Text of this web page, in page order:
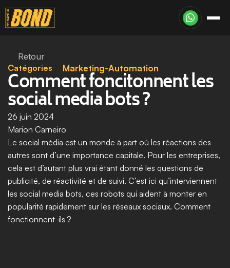
Retour
Catégories
Marketing-Automation
Comment foncitonnent les
social media bots ?
26 juin 2024
Marion Carneiro
Le social média est un monde à part où les réactions des
autres sont d’une importance capitale. Pour les entreprises,
cela est d’autant plus vrai étant donné les questions de
publicité, de réactivité et de suivi. C’est ici qu’interviennent
les social media bots, ces robots qui aident à monter en
popularité rapidement sur les réseaux sociaux. Comment
fonctionnent-ils ?